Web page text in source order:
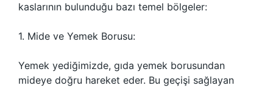
kaslarının bulunduğu bazı temel bölgeler:
1. Mide ve Yemek Borusu:
Yemek yediğimizde, gıda yemek borusundan
mideye doğru hareket eder. Bu geçişi sağlayan